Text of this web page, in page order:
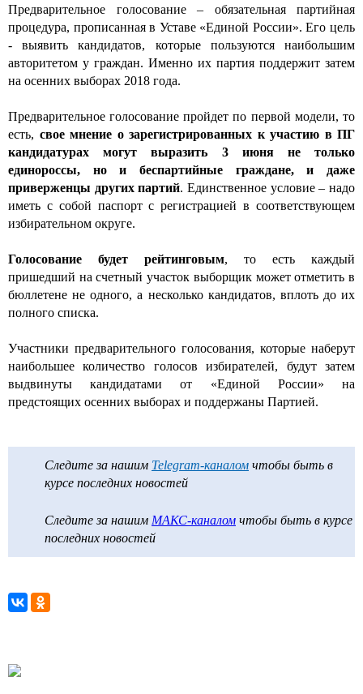
Предварительное голосование – обязательная партийная
процедура, прописанная в Уставе «Единой России». Его цель
- выявить кандидатов, которые пользуются наибольшим
авторитетом у граждан. Именно их партия поддержит затем
на осенних выборах 2018 года.
Предварительное голосование пройдет по первой модели, то
есть, свое мнение о зарегистрированных к участию в ПГ
кандидатурах могут выразить 3 июня не только
единороссы, но и беспартийные граждане, и даже
приверженцы других партий. Единственное условие – надо
иметь с собой паспорт с регистрацией в соответствующем
избирательном округе.
Голосование будет рейтинговым, то есть каждый
пришедший на счетный участок выборщик может отметить в
бюллетене не одного, а несколько кандидатов, вплоть до их
полного списка.
Участники предварительного голосования, которые наберут
наибольшее количество голосов избирателей, будут затем
выдвинуты кандидатами от «Единой России» на
предстоящих осенних выборах и поддержаны Партией.
Следите за нашим Telegram-каналом чтобы быть в
курсе последних новостей
Следите за нашим МАКС-каналом чтобы быть в курсе
последних новостей